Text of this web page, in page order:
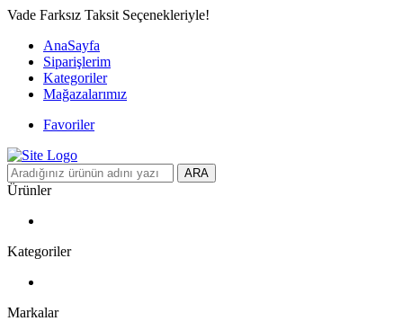
Vade Farksız Taksit Seçenekleriyle!
AnaSayfa
Siparişlerim
Kategoriler
Mağazalarımız
Favoriler
ARA
Ürünler
Kategoriler
Markalar